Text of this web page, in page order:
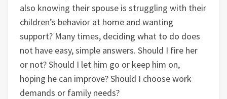
also knowing their spouse is struggling with their
children’s behavior at home and wanting
support? Many times, deciding what to do does
not have easy, simple answers. Should I fire her
or not? Should I let him go or keep him on,
hoping he can improve? Should I choose work
demands or family needs?